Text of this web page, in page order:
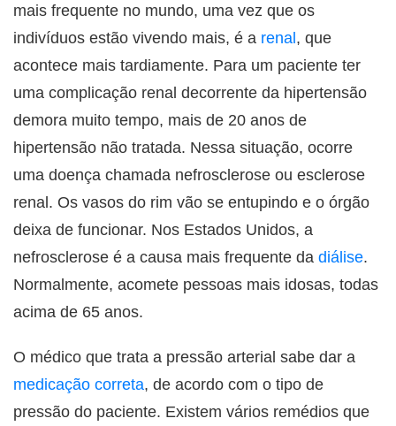
mais frequente no mundo, uma vez que os
indivíduos estão vivendo mais, é a renal, que
acontece mais tardiamente. Para um paciente ter
uma complicação renal decorrente da hipertensão
demora muito tempo, mais de 20 anos de
hipertensão não tratada. Nessa situação, ocorre
uma doença chamada nefrosclerose ou esclerose
renal. Os vasos do rim vão se entupindo e o órgão
deixa de funcionar. Nos Estados Unidos, a
nefrosclerose é a causa mais frequente da diálise.
Normalmente, acomete pessoas mais idosas, todas
acima de 65 anos.
O médico que trata a pressão arterial sabe dar a
medicação correta, de acordo com o tipo de
pressão do paciente. Existem vários remédios que